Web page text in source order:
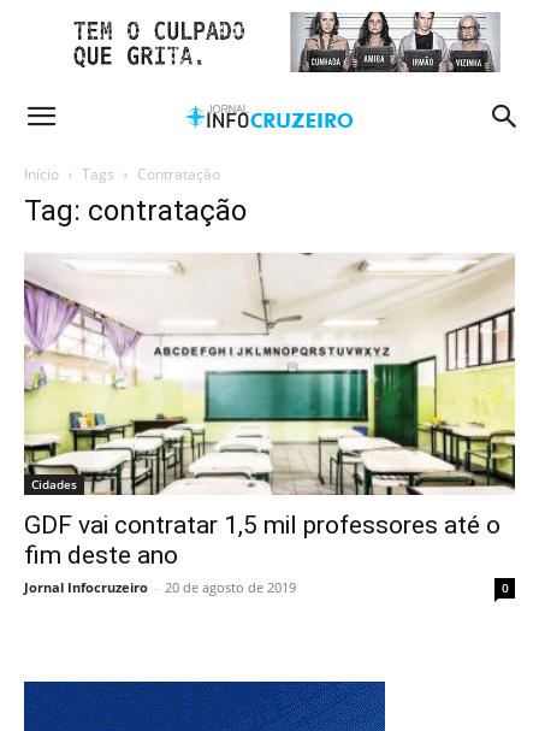
Início Tags Contratação
Tag: contratação
Cidades
GDF vai contratar 1,5 mil professores até o
fim deste ano
Jornal Infocruzeiro - 20 de agosto de 2019 0